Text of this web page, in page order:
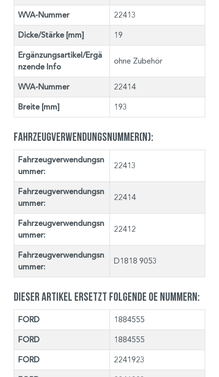
WVA-Nummer 22413
Dicke/Stärke [mm] 19
Ergänzungsartikel/Ergä
nzende Info
ohne Zubehör
WVA-Nummer 22414
Breite [mm] 193
Fahrzeugverwendungsnummer(n):
Fahrzeugverwendungsn
ummer:
22413
Fahrzeugverwendungsn
ummer:
22414
Fahrzeugverwendungsn
ummer:
22412
Fahrzeugverwendungsn
ummer:
D1818 9053
Dieser Artikel ersetzt folgende OE Nummern:
FORD 1884555
FORD 1884555
FORD 2241923